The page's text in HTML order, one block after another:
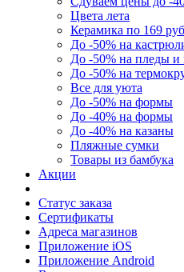
Цвета лета
Керамика по 169 руб
До -50% на
До -50% на пледы и
До -50% на
Все для уюта
До -50% на формы
До -40% на формы
До -40% на казаны
Пляжные сумки
Товары из бамбука
Акции
Статус заказа
Сертификаты
Адреса магазинов
Приложение iOS
Приложение Android